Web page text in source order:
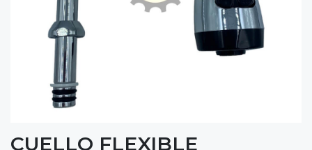
CUELLO FLEXIBLE